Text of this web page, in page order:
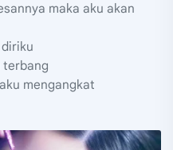
maka aku akan
terbang
mengangkat